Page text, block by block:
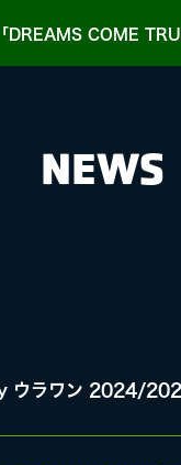
「DREAMS COME
NEWS
ラワン 2024/